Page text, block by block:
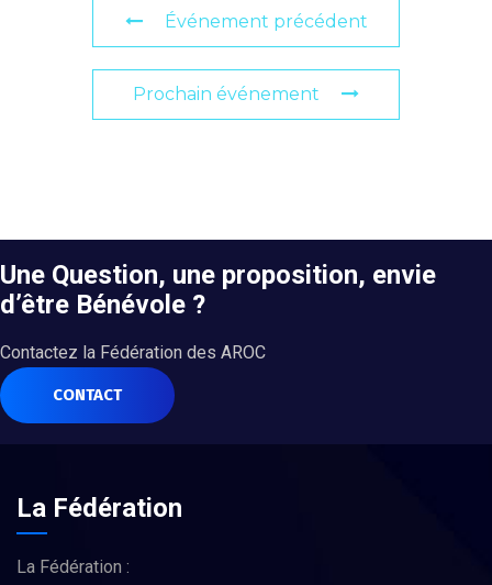
Événement précédent
Prochain événement
Une Question, une proposition, envie
d’être Bénévole ?
Contactez la Fédération des AROC
CONTACT
La Fédération
La Fédération :